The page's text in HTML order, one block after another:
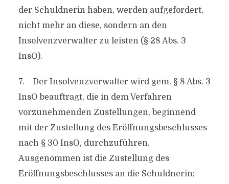
der Schuldnerin haben, werden aufgefordert,
nicht mehr an diese, sondern an den
Insolvenzverwalter zu leisten (§ 28 Abs. 3
InsO).
7. Der Insolvenzverwalter wird gem. § 8 Abs. 3
InsO beauftragt, die in dem Verfahren
vorzunehmenden Zustellungen, beginnend
mit der Zustellung des Eröffnungsbeschlusses
nach § 30 InsO, durchzuführen.
Ausgenommen ist die Zustellung des
Eröffnungsbeschlusses an die Schuldnerin;